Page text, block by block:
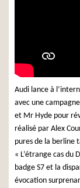
Audi lance à
avec une
et Mr Hyde pour
réalisé par Alex
pures de la berline
« L’étrange cas du
badge S7 et la
évocation